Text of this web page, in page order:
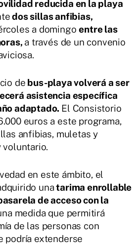
reducida en la playa
dos sillas anfibias,
a domingoentre las
a través de un convenio
de bus-playa volverá a ser
asistencia específica
adaptado. El Consistorio
euros a este programa,
anfibias, muletas y
voluntario.
en este ámbito, el
unatarima enrollable
de acceso con la
medida que permitirá
de las personas con
podría extenderse